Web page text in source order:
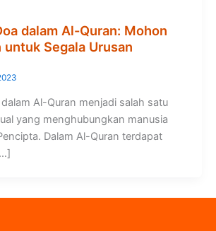
dalam Al-Quran: Mohon
untuk Segala Urusan
Al-Quran menjadi salah satu
yang menghubungkan manusia
Dalam Al-Quran terdapat